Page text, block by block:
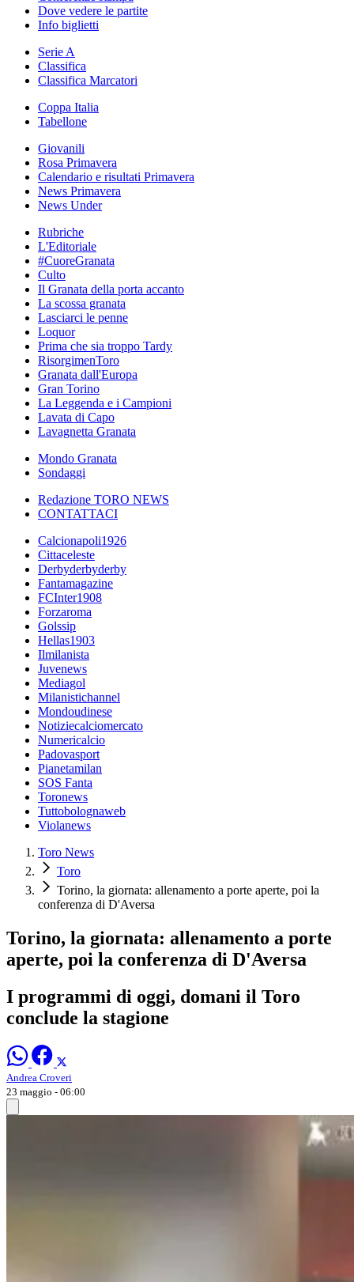
Dove vedere le partite
Info biglietti
Serie A
Classifica
Classifica Marcatori
Coppa Italia
Tabellone
Giovanili
Rosa Primavera
Calendario e risultati Primavera
News Primavera
News Under
Rubriche
L'Editoriale
#CuoreGranata
Culto
Il Granata della porta accanto
La scossa granata
Lasciarci le penne
Loquor
Prima che sia troppo Tardy
RisorgimenToro
Granata dall'Europa
Gran Torino
La Leggenda e i Campioni
Lavata di Capo
Lavagnetta Granata
Mondo Granata
Sondaggi
Redazione TORO NEWS
CONTATTACI
Calcionapoli1926
Cittaceleste
Derbyderbyderby
Fantamagazine
FCInter1908
Forzaroma
Golssip
Hellas1903
Ilmilanista
Juvenews
Mediagol
Milanistichannel
Mondoudinese
Notiziecalciomercato
Numericalcio
Padovasport
Pianetamilan
SOS Fanta
Toronews
Tuttobolognaweb
Violanews
Toro News
Toro
Torino, la giornata: allenamento a porte aperte, poi la
conferenza di D'Aversa
Torino, la giornata: allenamento a porte
aperte, poi la conferenza di D'Aversa
I programmi di oggi, domani il Toro
conclude la stagione
Andrea Croveri
23 maggio - 06:00